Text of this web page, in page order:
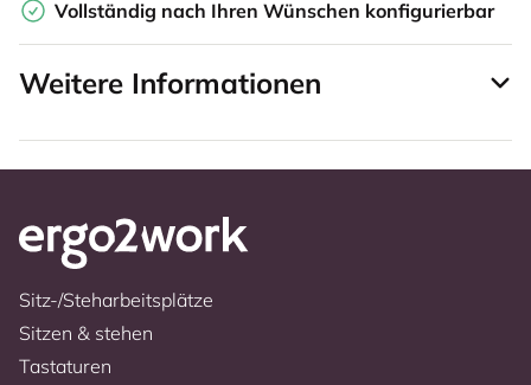
Vollständig nach Ihren Wünschen konfigurierbar
Weitere Informationen
Sitz-/Steharbeitsplätze
Sitzen & stehen
Tastaturen